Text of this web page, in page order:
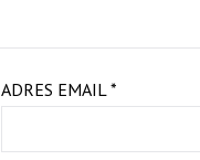
ADRES EMAIL *